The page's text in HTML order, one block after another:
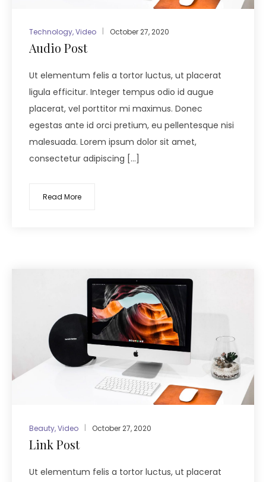
Technology,Video October 27, 2020
Audio Post
Ut elementum felis a tortor luctus, ut placerat
ligula efficitur. Integer tempus odio id augue
placerat, vel porttitor mi maximus. Donec
egestas ante id orci pretium, eu pellentesque nisi
malesuada. Lorem ipsum dolor sit amet,
consectetur adipiscing […]
Read More
Beauty,Video October 27, 2020
Link Post
Ut elementum felis a tortor luctus, ut placerat